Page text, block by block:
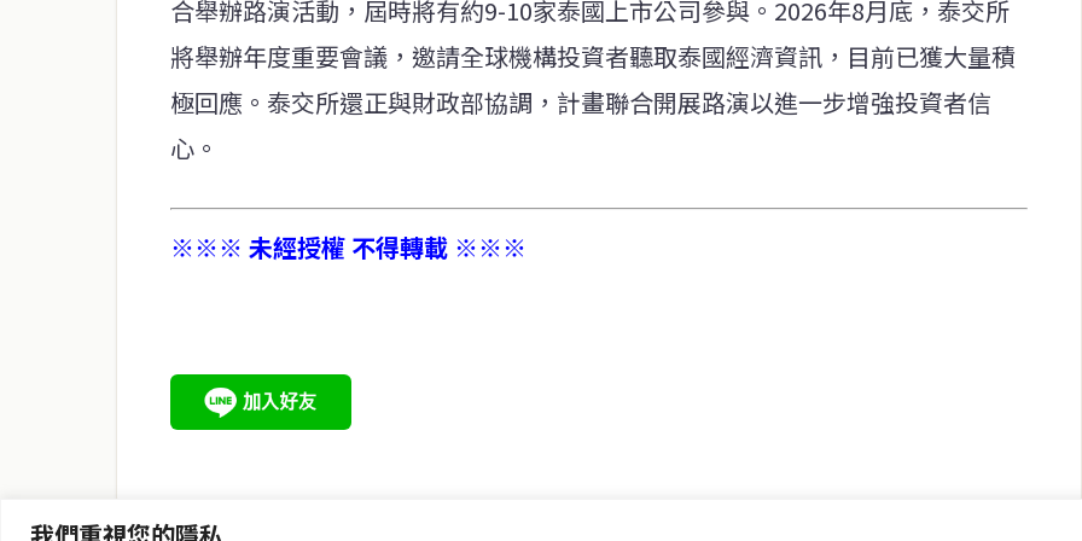
我們重視您的隱私
合舉辦路演活動，屆時將有約9-10家泰國上市公司參與。2026年8月底，泰交所
將舉辦年度重要會議，邀請全球機構投資者聽取泰國經濟資訊，目前已獲大量積
極回應。泰交所還正與財政部協調，計畫聯合開展路演以進一步增強投資者信
心。
※※※ 未經授權 不得轉載 ※※※
泰國當地政治、經濟、華人社群與社會時事，為在泰華人讀者提供即
時、客觀、多元的中文新聞內容。